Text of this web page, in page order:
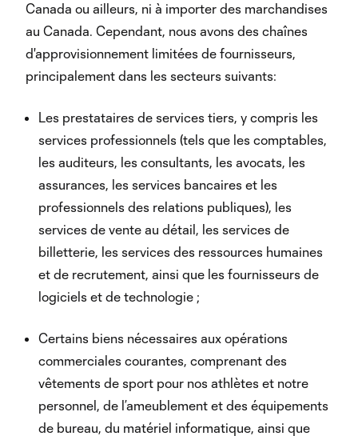
Canada ou ailleurs, ni à importer des marchandises
au Canada. Cependant, nous avons des chaînes
d'approvisionnement limitées de fournisseurs,
principalement dans les secteurs suivants:
Les prestataires de services tiers, y compris les
services professionnels (tels que les comptables,
les auditeurs, les consultants, les avocats, les
assurances, les services bancaires et les
professionnels des relations publiques), les
services de vente au détail, les services de
billetterie, les services des ressources humaines
et de recrutement, ainsi que les fournisseurs de
logiciels et de technologie ;
Certains biens nécessaires aux opérations
commerciales courantes, comprenant des
vêtements de sport pour nos athlètes et notre
personnel, de l’ameublement et des équipements
de bureau, du matériel informatique, ainsi que